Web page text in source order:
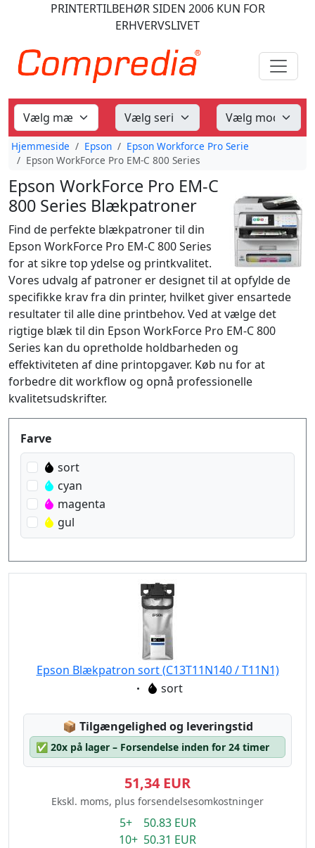
PRINTERTILBEHØRSIDEN 2006KUN FOR
ERHVERVSLIVET
Hjemmeside Epson
Epson Workforce Pro Serie
Epson WorkForce Pro EM-C 800 Series
Epson WorkForce Pro EM-C
800 Series Blækpatroner
Find de perfekte blækpatroner til din
Epson WorkForce Pro EM-C 800 Series
for at sikre top ydelse og printkvalitet.
Vores udvalg af patroner er designet til at opfylde de
specifikke krav fra din printer, hvilket giver ensartede
resultater til alle dine printbehov. Ved at vælge det
rigtige blæk til din Epson WorkForce Pro EM-C 800
Series kan du opretholde holdbarheden og
effektiviteten af dine printopgaver. Køb nu for at
forbedre dit workflow og opnå professionelle
kvalitetsudskrifter.
Produktfilter
Farve
sort
cyan
magenta
gul
Epson Blækpatron sort (C13T11N140 / T11N1)
Eigenschaft:
sort
📦 Lagerstatus:
Tilgængelighed og leveringstid
✅ 20x på lager – Forsendelse inden for 24 timer
51,34 EUR
Ekskl. moms, plus forsendelsesomkostninger
5+ 50.83 EUR
10+ 50.31 EUR